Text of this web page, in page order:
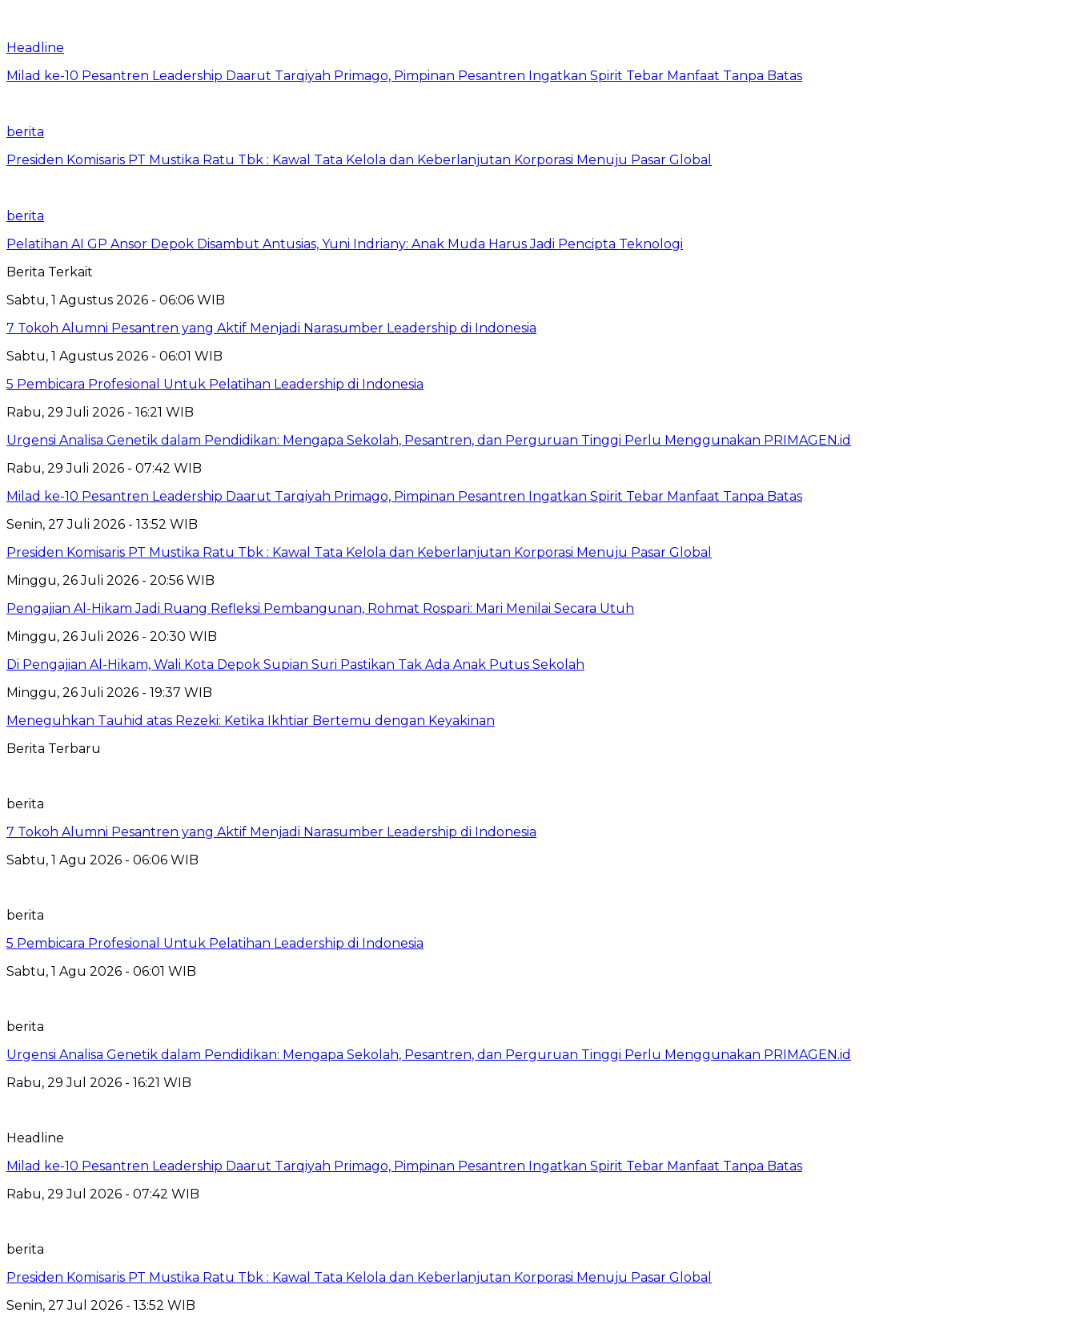
Headline
Milad ke-10 Pesantren Leadership Daarut Tarqiyah Primago, Pimpinan Pesantren Ingatkan Spirit Tebar Manfaat Tanpa Batas
berita
Presiden Komisaris PT Mustika Ratu Tbk : Kawal Tata Kelola dan Keberlanjutan Korporasi Menuju Pasar Global
berita
Pelatihan AI GP Ansor Depok Disambut Antusias, Yuni Indriany: Anak Muda Harus Jadi Pencipta Teknologi
Berita Terkait
Sabtu, 1 Agustus 2026 - 06:06 WIB
7 Tokoh Alumni Pesantren yang Aktif Menjadi Narasumber Leadership di Indonesia
Sabtu, 1 Agustus 2026 - 06:01 WIB
5 Pembicara Profesional Untuk Pelatihan Leadership di Indonesia
Rabu, 29 Juli 2026 - 16:21 WIB
Urgensi Analisa Genetik dalam Pendidikan: Mengapa Sekolah, Pesantren, dan Perguruan Tinggi Perlu Menggunakan PRIMAGEN.id
Rabu, 29 Juli 2026 - 07:42 WIB
Milad ke-10 Pesantren Leadership Daarut Tarqiyah Primago, Pimpinan Pesantren Ingatkan Spirit Tebar Manfaat Tanpa Batas
Senin, 27 Juli 2026 - 13:52 WIB
Presiden Komisaris PT Mustika Ratu Tbk : Kawal Tata Kelola dan Keberlanjutan Korporasi Menuju Pasar Global
Minggu, 26 Juli 2026 - 20:56 WIB
Pengajian Al-Hikam Jadi Ruang Refleksi Pembangunan, Rohmat Rospari: Mari Menilai Secara Utuh
Minggu, 26 Juli 2026 - 20:30 WIB
Di Pengajian Al-Hikam, Wali Kota Depok Supian Suri Pastikan Tak Ada Anak Putus Sekolah
Minggu, 26 Juli 2026 - 19:37 WIB
Meneguhkan Tauhid atas Rezeki: Ketika Ikhtiar Bertemu dengan Keyakinan
Berita Terbaru
berita
7 Tokoh Alumni Pesantren yang Aktif Menjadi Narasumber Leadership di Indonesia
Sabtu, 1 Agu 2026 - 06:06 WIB
berita
5 Pembicara Profesional Untuk Pelatihan Leadership di Indonesia
Sabtu, 1 Agu 2026 - 06:01 WIB
berita
Urgensi Analisa Genetik dalam Pendidikan: Mengapa Sekolah, Pesantren, dan Perguruan Tinggi Perlu Menggunakan PRIMAGEN.id
Rabu, 29 Jul 2026 - 16:21 WIB
Headline
Milad ke-10 Pesantren Leadership Daarut Tarqiyah Primago, Pimpinan Pesantren Ingatkan Spirit Tebar Manfaat Tanpa Batas
Rabu, 29 Jul 2026 - 07:42 WIB
berita
Presiden Komisaris PT Mustika Ratu Tbk : Kawal Tata Kelola dan Keberlanjutan Korporasi Menuju Pasar Global
Senin, 27 Jul 2026 - 13:52 WIB